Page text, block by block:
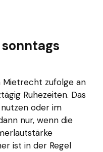
zufolge an
Ruhezeiten. Das
oder im
nur, wenn die
ist in der Regel